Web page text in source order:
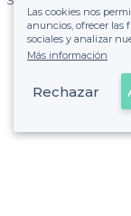
Las cookies nos
anuncios, ofrecer las
sociales y analizar
Más información
Rechazar